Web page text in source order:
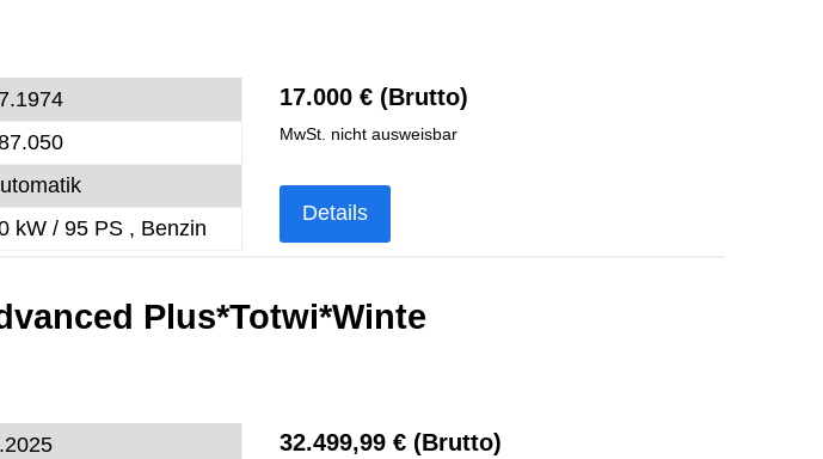
kW / 95 PS , Benzin
17.000 € (Brutto)
MwSt. nicht ausweisbar
Details
Plus*Totwi*Winte
32.499,99 € (Brutto)